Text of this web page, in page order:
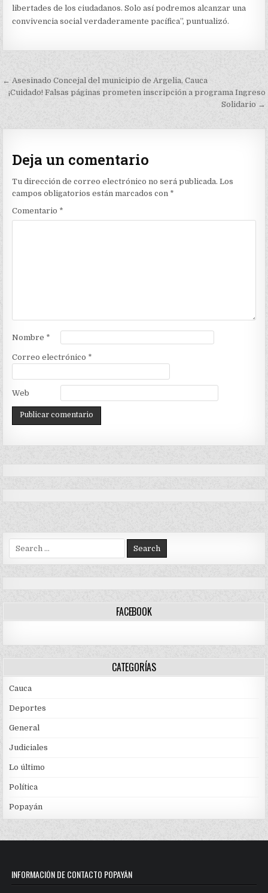
libertades de los ciudadanos. Solo así podremos alcanzar una
convivencia social verdaderamente pacífica”, puntualizó.
Navegación
de
← Asesinado Concejal del municipio de Argelia, Cauca
¡Cuidado! Falsas páginas prometen inscripción a programa Ingreso
Solidario →
Deja un comentario
Tu dirección de correo electrónico no será publicada. Los
campos obligatorios están marcados con *
Comentario *
Nombre *
Correo electrónico *
Web
Search
for:
FACEBOOK
CATEGORÍAS
Cauca
Deportes
General
Judiciales
Lo último
Política
Popayán
INFORMACIÓN DE CONTACTO POPAYÁN